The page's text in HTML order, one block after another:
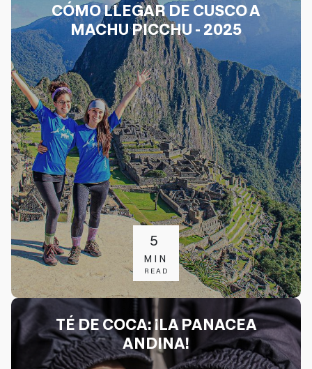
CÓMO LLEGAR DE CUSCO A
MACHU PICCHU - 2025
5
MIN
READ
TÉ DE COCA: ¡LA PANACEA
ANDINA!